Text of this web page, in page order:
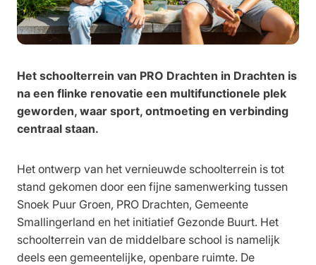
Het schoolterrein van PRO Drachten in Drachten is
na een flinke renovatie een multifunctionele plek
geworden, waar sport, ontmoeting en verbinding
centraal staan.
Het ontwerp van het vernieuwde schoolterrein is tot
stand gekomen door een fijne samenwerking tussen
Snoek Puur Groen, PRO Drachten, Gemeente
Smallingerland en het initiatief Gezonde Buurt. Het
schoolterrein van de middelbare school is namelijk
deels een gemeentelijke, openbare ruimte. De